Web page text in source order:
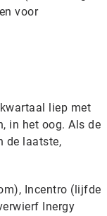
voor
liep met
in het oog. Als de
de laatste,
Incentro (lijfde
Inergy